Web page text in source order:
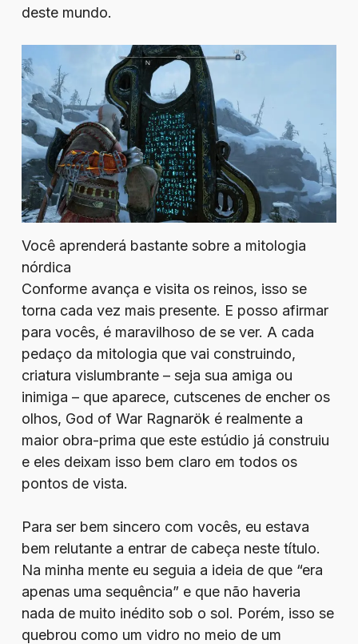
deste mundo.
Você aprenderá bastante sobre a mitologia
nórdica
Conforme avança e visita os reinos, isso se
torna cada vez mais presente. E posso afirmar
para vocês, é maravilhoso de se ver. A cada
pedaço da mitologia que vai construindo,
criatura vislumbrante – seja sua amiga ou
inimiga – que aparece, cutscenes de encher os
olhos, God of War Ragnarök é realmente a
maior obra-prima que este estúdio já construiu
e eles deixam isso bem claro em todos os
pontos de vista.
Para ser bem sincero com vocês, eu estava
bem relutante a entrar de cabeça neste título.
Na minha mente eu seguia a ideia de que “era
apenas uma sequência” e que não haveria
nada de muito inédito sob o sol. Porém, isso se
quebrou como um vidro no meio de um